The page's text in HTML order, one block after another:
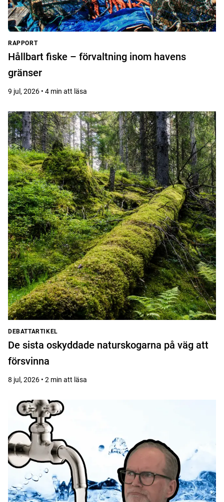
RAPPORT
Hållbart fiske – förvaltning inom havens
gränser
9 jul, 2026 • 4 min att läsa
DEBATTARTIKEL
De sista oskyddade naturskogarna på väg att
försvinna
8 jul, 2026 • 2 min att läsa